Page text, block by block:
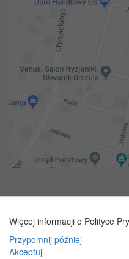
Więcej informacji o Polityce
Przypomnij później
Akceptuj